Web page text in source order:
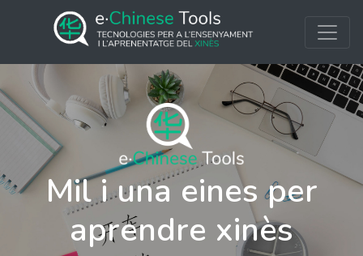
Mil i una eines per
aprendre xinès